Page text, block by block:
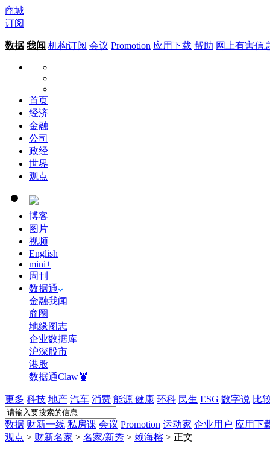
商城
订阅
数据 我闻 机构订阅 会议 Promotion 应用下载 帮助 网上有害信
首页
经济
金融
公司
政经
世界
观点
博客
图片
视频
English
mini+
周刊
数据通
金融我闻
商圈
地缘图志
企业数据库
沪深股市
港股
数据通Claw🦞
更多 科技 地产 汽车 消费 能源 健康 环科 民生 ESG 数字说 比
数据 财新一线 私房课 会议 Promotion 运动家 企业用户 应用下
观点 > 财新名家 > 名家/新秀 > 赖海榕 > 正文